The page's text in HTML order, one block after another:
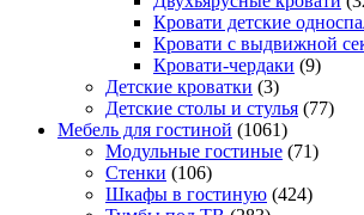
Кровати детские
Кровати с выдвижной
Кровати-чердаки (9)
Детские кроватки (3)
Детские столы и стулья (77)
Мебель для гостиной (1061)
Модульные гостиные (71)
Стенки (106)
Шкафы в гостиную (424)